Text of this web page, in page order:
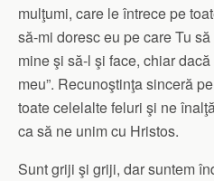
mulţumi, care le întrece pe
să-mi doresc eu pe care Tu
mine şi să-l şi face, chiar
meu”. Recunoştinţa sinceră
toate celelalte feluri şi ne
ca să ne unim cu Hristos.
Sunt griji şi griji, dar suntem